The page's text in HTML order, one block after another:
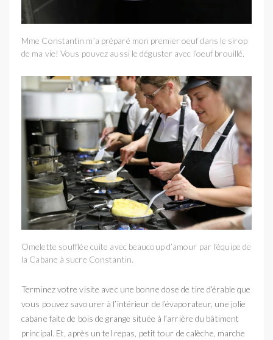
Mme Constantin m’a préparé mon premier oeuf dans le sirop
de ma vie! Vous pouvez aussi le déguster avec l’oeuf brouillé.
Omelette soufflée cuite avec beaucoup d’amour par l’équipe de
la Cabane à sucre Constantin.
Terminez votre visite avec une bonne dose de tire d’érable que
vous pouvez savourer à l’intérieur de l’évaporateur, une jolie
cabane faite de bois de grange située à l’arrière du bâtiment
principal. Et, après un tel repas, petit tour de calèche, marche